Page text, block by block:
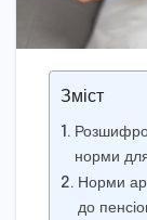
Зміст
норми
Норми
до